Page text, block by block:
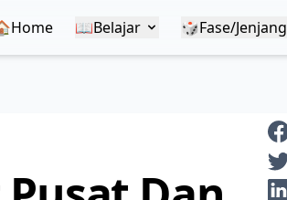
📖Belajar 🎲Fase/Jenjang